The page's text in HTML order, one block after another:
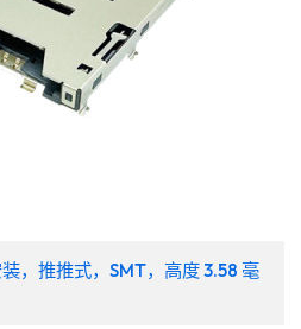
，推推式，SMT，高度 3.58 毫